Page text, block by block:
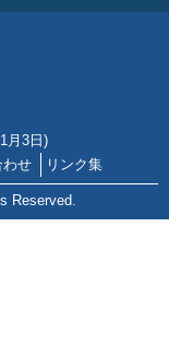
月3日)
わせ リンク集
Reserved.